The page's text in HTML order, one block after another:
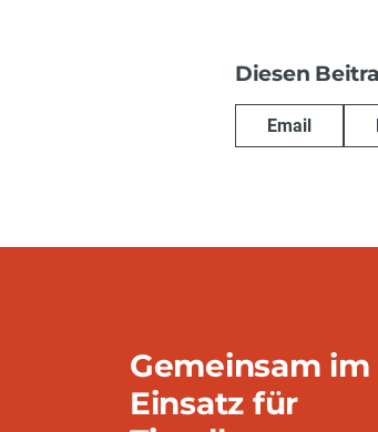
Diesen
Email
Gemeinsam im
Einsatz für